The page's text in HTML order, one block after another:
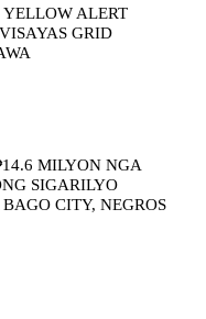
YELLOW ALERT
GRID
MILYON NGA
SIGARILYO
CITY, NEGROS